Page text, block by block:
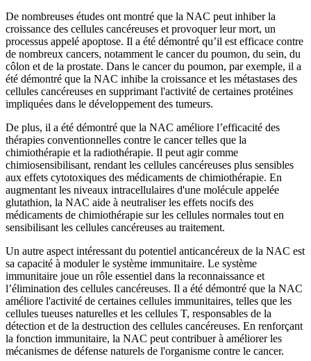
De nombreuses études ont montré que la NAC peut inhiber la
croissance des cellules cancéreuses et provoquer leur mort, un
processus appelé apoptose. Il a été démontré qu’il est efficace contre
de nombreux cancers, notamment le cancer du poumon, du sein, du
côlon et de la prostate. Dans le cancer du poumon, par exemple, il a
été démontré que la NAC inhibe la croissance et les métastases des
cellules cancéreuses en supprimant l'activité de certaines protéines
impliquées dans le développement des tumeurs.
De plus, il a été démontré que la NAC améliore l’efficacité des
thérapies conventionnelles contre le cancer telles que la
chimiothérapie et la radiothérapie. Il peut agir comme
chimiosensibilisant, rendant les cellules cancéreuses plus sensibles
aux effets cytotoxiques des médicaments de chimiothérapie. En
augmentant les niveaux intracellulaires d'une molécule appelée
glutathion, la NAC aide à neutraliser les effets nocifs des
médicaments de chimiothérapie sur les cellules normales tout en
sensibilisant les cellules cancéreuses au traitement.
Un autre aspect intéressant du potentiel anticancéreux de la NAC est
sa capacité à moduler le système immunitaire. Le système
immunitaire joue un rôle essentiel dans la reconnaissance et
l’élimination des cellules cancéreuses. Il a été démontré que la NAC
améliore l'activité de certaines cellules immunitaires, telles que les
cellules tueuses naturelles et les cellules T, responsables de la
détection et de la destruction des cellules cancéreuses. En renforçant
la fonction immunitaire, la NAC peut contribuer à améliorer les
mécanismes de défense naturels de l'organisme contre le cancer.